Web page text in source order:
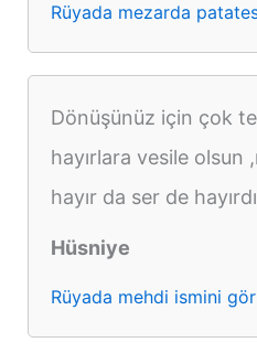
Rüyada mezarda
Dönüşünüz için çok
hayırlara vesile olsun
hayır da ser de
Hüsniye
Rüyada mehdi ismini